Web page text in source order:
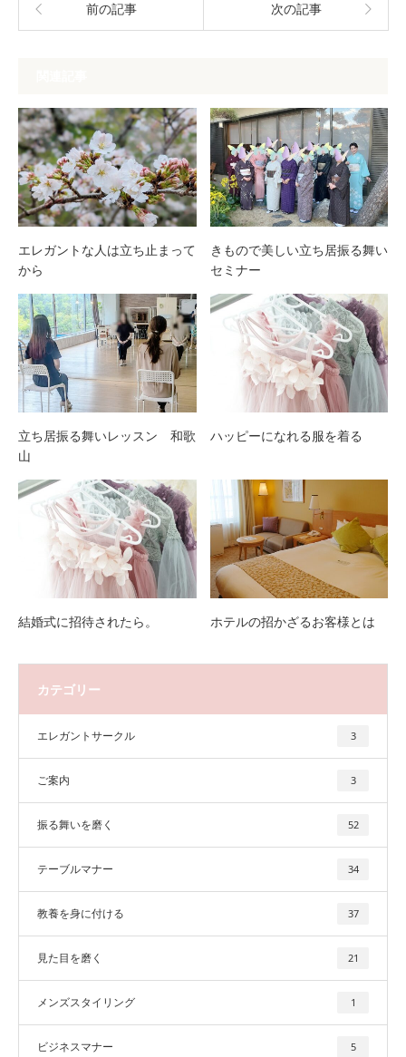
前の記事 次の記事
エレガントな人は立ち止まって
から
きもので美しい立ち居振る舞い
セミナー
立ち居振る舞いレッスン 和歌
山
ハッピーになれる服を着る
結婚式に招待されたら。 ホテルの招かざるお客様とは
カテゴリー
エレガントサークル 3
ご案内 3
振る舞いを磨く 52
テーブルマナー 34
教養を身に付ける 37
見た目を磨く 21
メンズスタイリング 1
ビジネスマナー 5